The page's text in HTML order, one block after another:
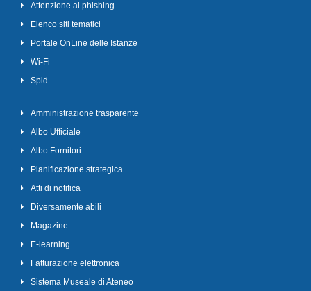
Attenzione al phishing
Elenco siti tematici
Portale OnLine delle Istanze
Wi-Fi
Spid
Amministrazione trasparente
Albo Ufficiale
Albo Fornitori
Pianificazione strategica
Atti di notifica
Diversamente abili
Magazine
E-learning
Fatturazione elettronica
Sistema Museale di Ateneo